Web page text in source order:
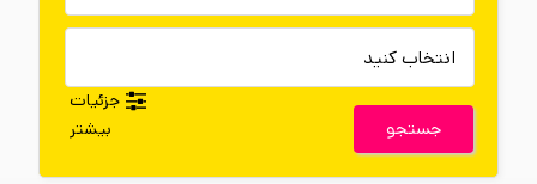
جستجو
جزئیات
بیشتر